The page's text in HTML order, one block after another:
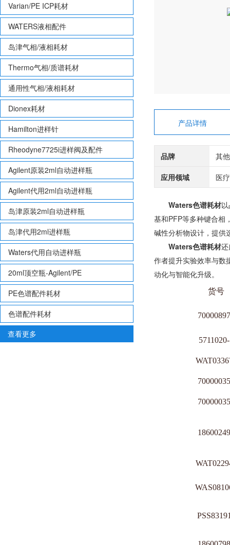
Varian/PE ICP耗材
WATERS液相配件
岛津气相/液相耗材
Thermo气相/质谱耗材
通用性气相/液相耗材
Dionex耗材
Hamilton进样针
Rheodyne7725i进样阀及配件
Agilent原装2ml自动进样瓶
Agilent代用2ml自动进样瓶
岛津原装2ml自动进样瓶
岛津代用2ml进样瓶
Waters代用自动进样瓶
20ml顶空瓶-Agilent/PE
PE色谱配件耗材
色谱配件耗材
查看更多
产品详情
品牌 其
应用领域 医
Waters色谱耗材
基和PFP等多种键合相
碱性分析物设计，提供
Waters色谱耗材
作者提升实验效率与数
动化与智能化升级。
货号